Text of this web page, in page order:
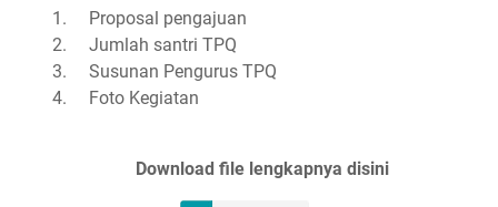
1.
Proposal pengajuan
2.
Jumlah santri TPQ
3.
Susunan Pengurus TPQ
4.
Foto Kegiatan
Download file lengkapnya disini